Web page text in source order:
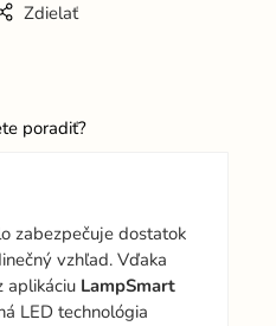
Zdielať
poradiť?
zabezpečuje dostatok
vzhľad. Vďaka
aplikáciu LampSmart
LED technológia